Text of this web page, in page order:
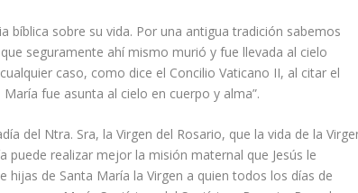
bíblica sobre su vida. Por una antigua tradición sabemos
seguramente ahí mismo murió y fue llevada al cielo
caso, como dice el Concilio Vaticano II, al citar el
fue asunta al cielo en cuerpo y alma”.
Ntra. Sra, la Virgen del Rosario, que la vida de la
realizar mejor la misión maternal que Jesús le
de Santa María la Virgen a quien todos los días de